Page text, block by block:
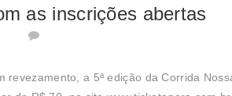
as inscrições abertas
revezamento, a 5ª edição da Corrida